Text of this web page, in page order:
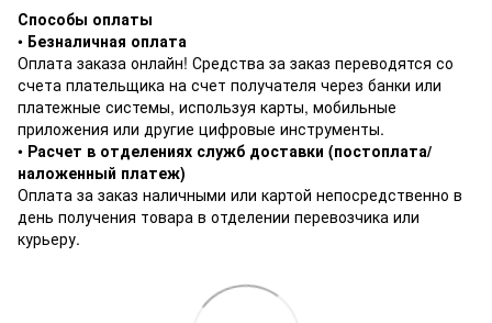
Способы оплаты
• Безналичная оплата
Оплата заказа онлайн! Средства за заказ переводятся со
счета плательщика на счет получателя через банки или
платежные системы, используя карты, мобильные
приложения или другие цифровые инструменты.
• Расчет в отделениях служб доставки (постоплата/
наложенный платеж)
Оплата за заказ наличными или картой непосредственно в
день получения товара в отделении перевозчика или
курьеру.